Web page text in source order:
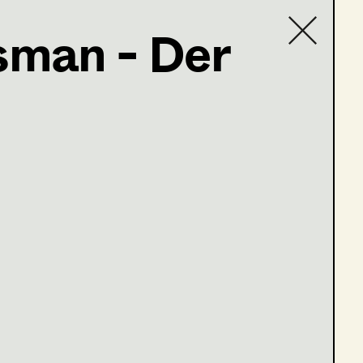
der Wahrheit
- Der